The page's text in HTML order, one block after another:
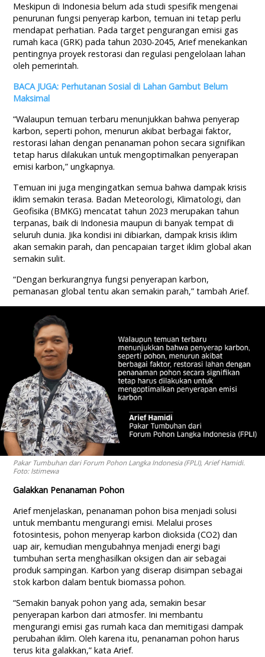
Meskipun di Indonesia belum ada studi spesifik mengenai
penurunan fungsi penyerap karbon, temuan ini tetap perlu
mendapat perhatian. Pada target pengurangan emisi gas
rumah kaca (GRK) pada tahun 2030-2045, Arief menekankan
pentingnya proyek restorasi dan regulasi pengelolaan lahan
oleh pemerintah.
BACA JUGA: Perhutanan Sosial di Lahan Gambut Belum
Maksimal
“Walaupun temuan terbaru menunjukkan bahwa penyerap
karbon, seperti pohon, menurun akibat berbagai faktor,
restorasi lahan dengan penanaman pohon secara signifikan
tetap harus dilakukan untuk mengoptimalkan penyerapan
emisi karbon,” ungkapnya.
Temuan ini juga mengingatkan semua bahwa dampak krisis
iklim semakin terasa. Badan Meteorologi, Klimatologi, dan
Geofisika (BMKG) mencatat tahun 2023 merupakan tahun
terpanas, baik di Indonesia maupun di banyak tempat di
seluruh dunia. Jika kondisi ini dibiarkan, dampak krisis iklim
akan semakin parah, dan pencapaian target iklim global akan
semakin sulit.
“Dengan berkurangnya fungsi penyerapan karbon,
pemanasan global tentu akan semakin parah,” tambah Arief.
Pakar Tumbuhan dari Forum Pohon Langka Indonesia (FPLI), Arief Hamidi.
Foto: Istimewa
Galakkan Penanaman Pohon
Arief menjelaskan, penanaman pohon bisa menjadi solusi
untuk membantu mengurangi emisi. Melalui proses
fotosintesis, pohon menyerap karbon dioksida (CO2) dan
uap air, kemudian mengubahnya menjadi energi bagi
tumbuhan serta menghasilkan oksigen dan air sebagai
produk sampingan. Karbon yang diserap disimpan sebagai
stok karbon dalam bentuk biomassa pohon.
“Semakin banyak pohon yang ada, semakin besar
penyerapan karbon dari atmosfer. Ini membantu
mengurangi emisi gas rumah kaca dan memitigasi dampak
perubahan iklim. Oleh karena itu, penanaman pohon harus
terus kita galakkan,” kata Arief.